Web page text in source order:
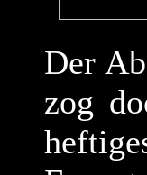
Der
zog